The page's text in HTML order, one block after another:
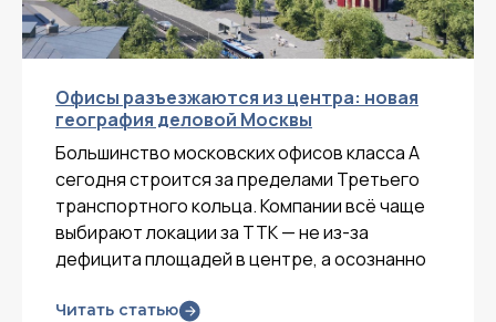
Офисы разъезжаются из центра: новая
география деловой Москвы
Большинство московских офисов класса А
сегодня строится за пределами Третьего
транспортного кольца. Компании всё чаще
выбирают локации за ТТК — не из-за
дефицита площадей в центре, а осознанно
Читать статью